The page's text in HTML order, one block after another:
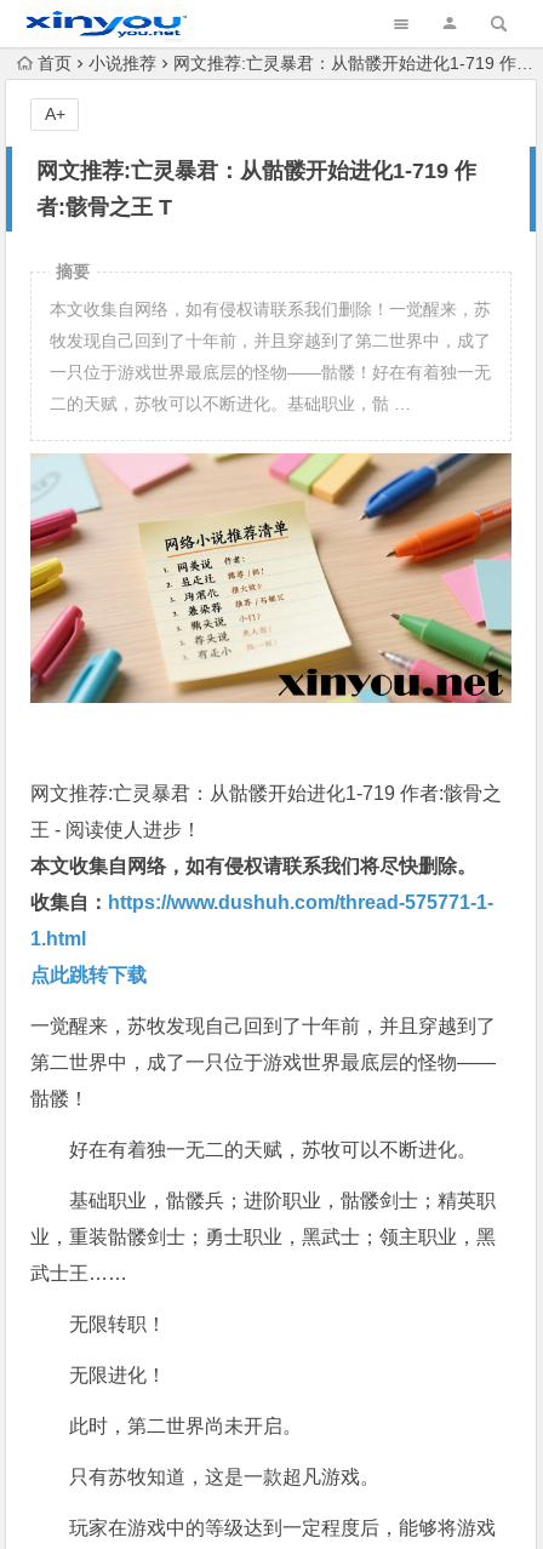
首页 小说推荐 网文推荐:亡灵暴君：从骷髅开始进化1-719 作者:骸骨之王 T
网文推荐:亡灵暴君：从骷髅开始进化1-719 作
者:骸骨之王 T
A+
摘要
本文收集自网络，如有侵权请联系我们删除！一觉醒来，苏
牧发现自己回到了十年前，并且穿越到了第二世界中，成了
一只位于游戏世界最底层的怪物——骷髅！好在有着独一无
二的天赋，苏牧可以不断进化。基础职业，骷 …
网文推荐:亡灵暴君：从骷髅开始进化1-719 作者:骸骨之
王 - 阅读使人进步！
本文收集自网络，如有侵权请联系我们将尽快删除。
收集自： https://www.dushuh.com/thread-575771-1-
1.html
点此跳转下载
一觉醒来，苏牧发现自己回到了十年前，并且穿越到了
第二世界中，成了一只位于游戏世界最底层的怪物——
骷髅！
好在有着独一无二的天赋，苏牧可以不断进化。
基础职业，骷髅兵；进阶职业，骷髅剑士；精英职
业，重装骷髅剑士；勇士职业，黑武士；领主职业，黑
武士王……
无限转职！
无限进化！
此时，第二世界尚未开启。
只有苏牧知道，这是一款超凡游戏。
玩家在游戏中的等级达到一定程度后，能够将游戏